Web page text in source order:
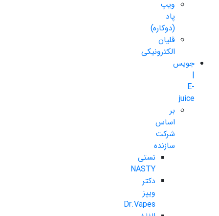
ویپ
پاد
(دوکاره)
قلیان
الکترونیکی
جویس
|
E-
juice
بر
اساس
شرکت
سازنده
نستی
NASTY
دکتر
ویپز
Dr.Vapes